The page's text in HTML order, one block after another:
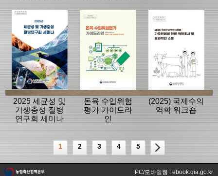
라인
2025 세균성 및
기생충성 질병
연구회 세미나
돈육 수입위험
평가 가이드라
인
(2025) 국제수의
역학 워크숍
1 2 3 4 5
PC/모바일웹 : ebook.qia.go.kr